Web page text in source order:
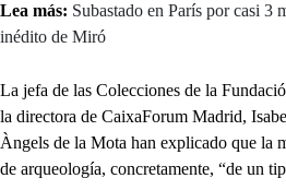
Lea más: Subastado en París por casi 3
inédito de Miró
La jefa de las Colecciones de la
la directora de CaixaForum Madrid,
Àngels de la Mota han explicado que la
de arqueología, concretamente, “de un